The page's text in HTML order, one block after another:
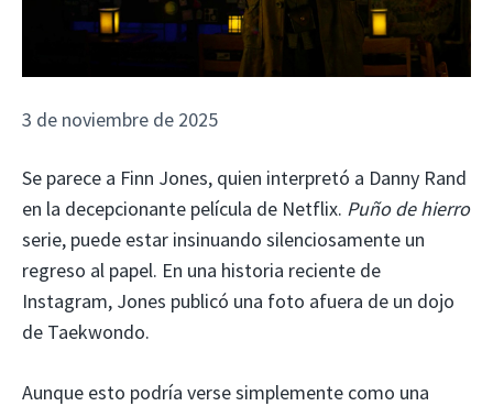
3 de noviembre de 2025
Se parece a Finn Jones, quien interpretó a Danny Rand
en la decepcionante película de Netflix. Puño de hierro
serie, puede estar insinuando silenciosamente un
regreso al papel. En una historia reciente de
Instagram, Jones publicó una foto afuera de un dojo
de Taekwondo.
Aunque esto podría verse simplemente como una